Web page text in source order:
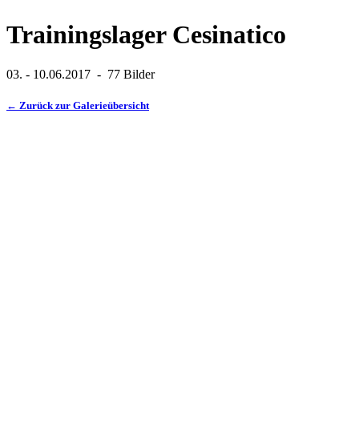
Trainingslager Cesinatico
03. - 10.06.2017 - 77 Bilder
← Zurück zur Galerieübersicht